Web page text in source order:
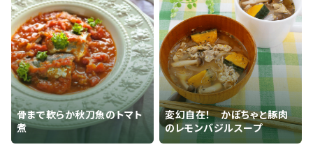
骨まで軟らか秋刀魚のトマト
煮
変幻自在！ かぼちゃと豚肉
のレモンバジルスープ